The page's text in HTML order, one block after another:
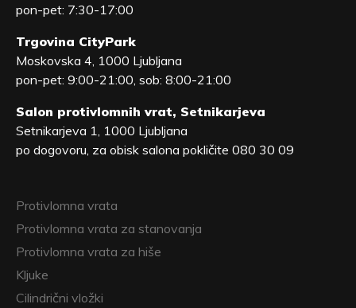
pon-pet: 7:30-17:00
Trgovina CityPark
Moskovska 4, 1000 Ljubljana
pon-pet: 9:00-21:00, sob: 8:00-21:00
Salon protivlomnih vrat, Setnikarjeva
Setnikarjeva 1, 1000 Ljubljana
po dogovoru, za obisk salona pokličite 080 30 09
Protivlomna vrata
Protivlomna vrata za stanovanja
Protivlomna vrata za hiše
Kljuke
Cilindrični vložki